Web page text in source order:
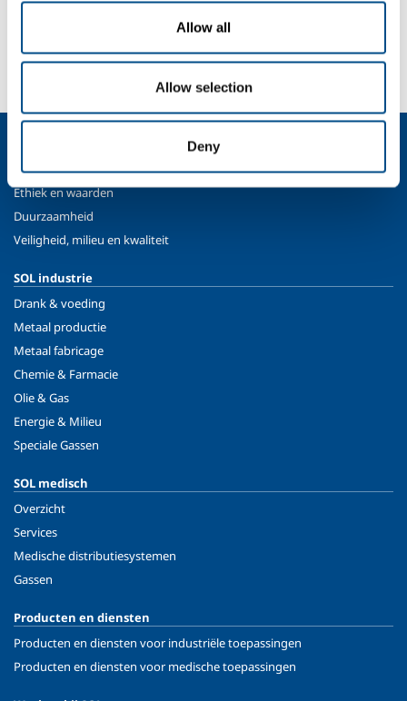
Allow all
Allow selection
Deny
Wilt u meer weten?
Bedrijfsprofiel
Ethiek en waarden
Duurzaamheid
Veiligheid, milieu en kwaliteit
SOL industrie
Drank & voeding
Metaal productie
Metaal fabricage
Chemie & Farmacie
Olie & Gas
Energie & Milieu
Speciale Gassen
SOL medisch
Overzicht
Services
Medische distributiesystemen
Gassen
Producten en diensten
Producten en diensten voor industriële toepassingen
Producten en diensten voor medische toepassingen